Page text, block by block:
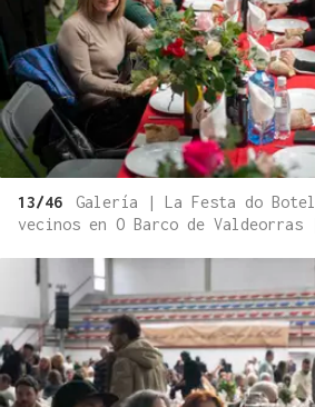
13/46
Galería | La Festa do
vecinos en O Barco de Valdeorras